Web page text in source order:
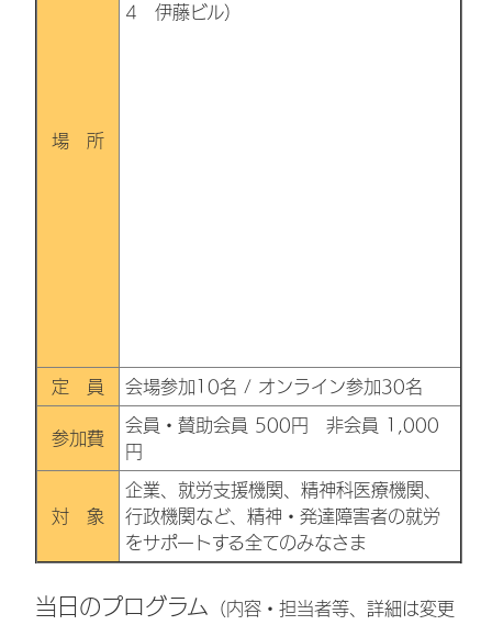
場 所
4 伊藤ビル）
定 員 会場参加10名 / オンライン参加30名
参加費
会員・賛助会員 500円 非会員 1,000
円
対 象
企業、就労支援機関、精神科医療機関、
行政機関など、精神・発達障害者の就労
をサポートする全てのみなさま
当日のプログラム
（内容・担当者等、詳細は変更